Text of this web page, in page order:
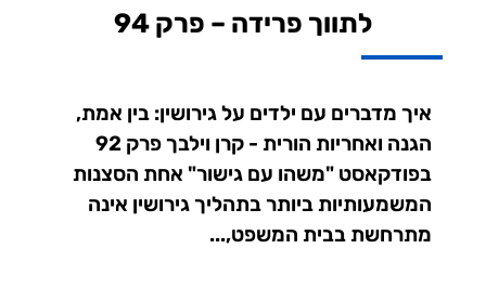
לתווך פרידה – פרק 94
איך מדברים עם ילדים על גירושין: בין אמת,
הגנה ואחריות הורית - קרן וילבך פרק 92
בפודקאסט "משהו עם גישור" אחת הסצנות
המשמעותיות ביותר בתהליך גירושין אינה
מתרחשת בבית המשפט,...